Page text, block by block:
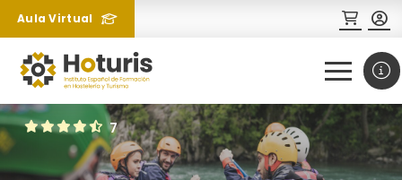
Aula Virtual
7